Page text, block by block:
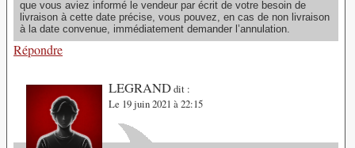
que vous aviez informé le vendeur par écrit de votre besoin de
livraison à cette date précise, vous pouvez, en cas de non livraison
à la date convenue, immédiatement demander l’annulation.
Répondre
LEGRANDdit :
Le 19 juin 2021 à 22:15